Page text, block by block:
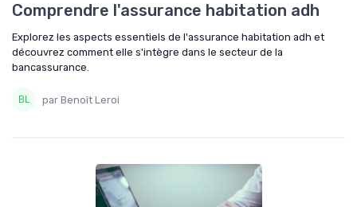
Comprendre l'assurance habitation adh
Explorez les aspects essentiels de l'assurance habitation adh et
découvrez comment elle s'intègre dans le secteur de la
bancassurance.
par Benoît Leroi